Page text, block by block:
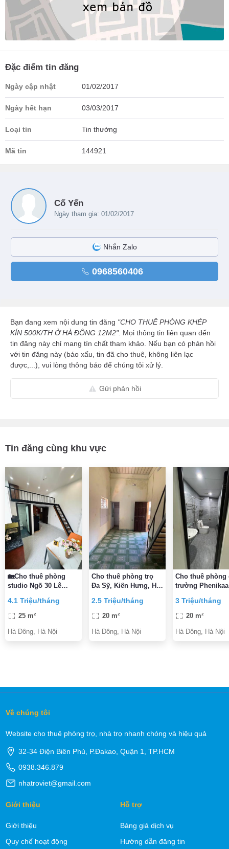
Đặc điểm tin đăng
Ngày cập nhật 01/02/2017
Ngày hết hạn 03/03/2017
Loại tin Tin thường
Mã tin 144921
Cố Yến
Ngày tham gia: 01/02/2017
Nhắn Zalo
0968560406
Bạn đang xem nội dung tin đăng "CHO THUÊ PHÒNG KHÉP
KÍN 500K/TH Ở HÀ ĐÔNG 12M2". Mọi thông tin liên quan đến
tin đăng này chỉ mang tín chất tham khảo. Nếu bạn có phản hồi
với tin đăng này (báo xấu, tin đã cho thuê, không liên lạc
được,...), vui lòng thông báo để chúng tôi xử lý.
Gửi phản hồi
Tin đăng cùng khu vực
🏡Cho thuê phòng
studio Ngõ 30 Lê
Hà Nội
4.1 Triệu/tháng
25 m²
Hà Đông, Hà Nội
Cho thuê phòng trọ
Đa Sỹ, Kiến Hưng, Hà
2.5 Triệu/tháng
20 m²
Hà Đông, Hà Nội
Cho thuê phòng
trường Phenikaa
3 Triệu/tháng
20 m²
Hà Đông, Hà Nội
Về chúng tôi
Website cho thuê phòng trọ, nhà trọ nhanh chóng và hiệu quả
32-34 Điện Biên Phủ, P.Đakao, Quận 1, TP.HCM
0938.346.879
nhatroviet@gmail.com
Giới thiệu
Giới thiệu
Quy chế hoạt động
Hỗ trợ
Bảng giá dịch vụ
Hướng dẫn đăng tin